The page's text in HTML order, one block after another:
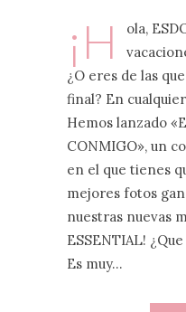
¡H
ola,
¿O eres de las
final? En
Hemos lanzado
CONMIGO», un
en el que tienes
mejores fotos
nuestras nuevas
ESSENTIAL!
Es muy…